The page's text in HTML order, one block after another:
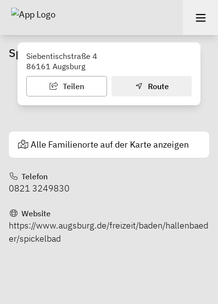
Spickelbad
Siebentischstraße 4
86161 Augsburg
Teilen Route
Alle Familienorte auf der Karte anzeigen
Telefon
0821 3249830
Website
https://www.augsburg.de/freizeit/baden/hallenbaed
er/spickelbad